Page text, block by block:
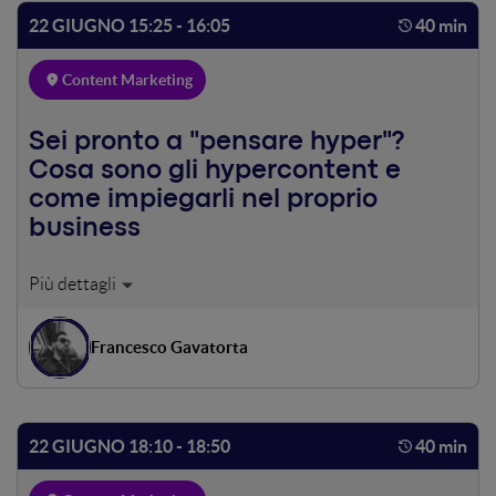
contenuto nella più ampia strategia di marketing e
comunicazione.
22 GIUGNO 15:25 - 16:05 40 min
Content Marketing
Sei pronto a "pensare hyper"?
Cosa sono gli hypercontent e
come impiegarli nel proprio
business
Il digital oggi non è più soltanto un media, ma una forma
dimostrando come l'uomo ormai pensi secondo le regole
del web, anche quando non naviga online. È proprio
questa sua capacità di permeare gli spazi anche al di fuori
di marca, che si rivelino sempre più il frutto di una crasi fra
dimensione digitale e analogica.Gli hypercontent, i
Francesco Gavatorta
22 GIUGNO 18:10 - 18:50 40 min